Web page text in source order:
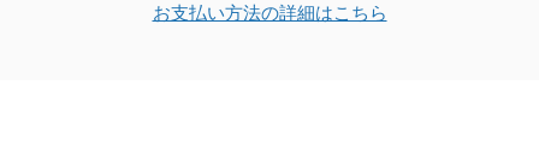
お支払い方法の詳細はこちら